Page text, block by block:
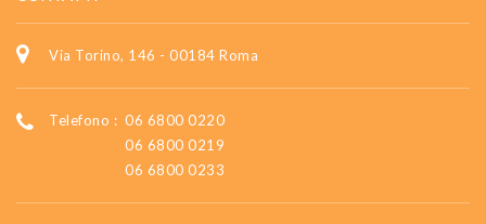
Via Torino, 146 - 00184 Roma
Telefono : 06 6800 0220
06 6800 0219
06 6800 0233